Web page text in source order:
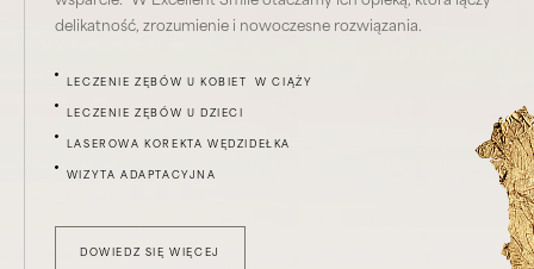
delikatność, zrozumienie i nowoczesne rozwiązania.
LECZENIE ZĘBÓW U KOBIET W CIĄŻY
LECZENIE ZĘBÓW U DZIECI
LASEROWA KOREKTA WĘDZIDEŁKA
WIZYTA ADAPTACYJNA
DOWIEDZ SIĘ WIĘCEJ